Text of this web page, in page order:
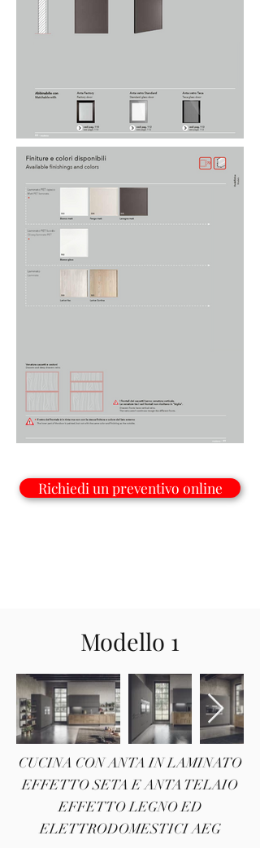
Richiedi un preventivo online
Modello 1
CUCINA CON ANTA IN LAMINATO
EFFETTO SETA E ANTA TELAIO
EFFETTO LEGNO ED
ELETTRODOMESTICI AEG